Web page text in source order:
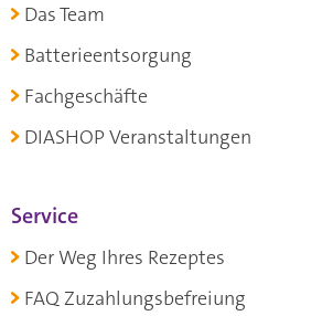
Das Team
Batterieentsorgung
Fachgeschäfte
DIASHOP Veranstaltungen
Service
Der Weg Ihres Rezeptes
FAQ Zuzahlungsbefreiung